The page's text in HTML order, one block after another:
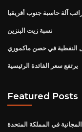
آلة حاسبة جنوب أفريقيا
نسبة زيت البنزين
النفطية في حصن ماكموري
يرتفع سعر الفائدة الرئيسية
Featured Posts
في المملكة المتحدة